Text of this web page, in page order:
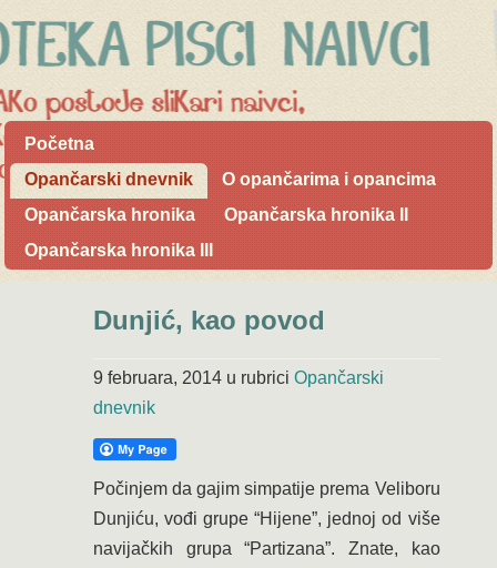
Početna
Opančarski dnevnik
O opančarima i opancima
Opančarska hronika
Opančarska hronika II
Opančarska hronika III
Dunjić, kao povod
9 februara, 2014 u rubrici Opančarski
dnevnik
Počinjem da gajim simpatije prema Veliboru
Dunjiću, vođi grupe “Hijene”, jednoj od više
navijačkih grupa “Partizana”. Znate, kao